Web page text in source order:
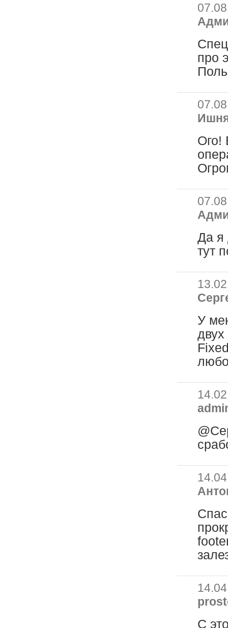
про
Ого!
Да я
тут
У
двух
С